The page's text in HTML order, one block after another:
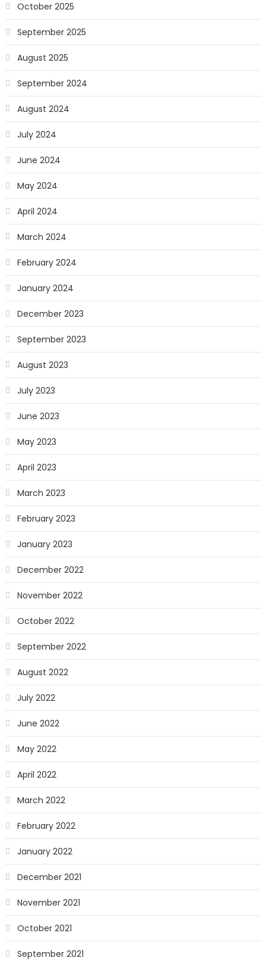
October 2025
September 2025
August 2025
September 2024
August 2024
July 2024
June 2024
May 2024
April 2024
March 2024
February 2024
January 2024
December 2023
September 2023
August 2023
July 2023
June 2023
May 2023
April 2023
March 2023
February 2023
January 2023
December 2022
November 2022
October 2022
September 2022
August 2022
July 2022
June 2022
May 2022
April 2022
March 2022
February 2022
January 2022
December 2021
November 2021
October 2021
September 2021